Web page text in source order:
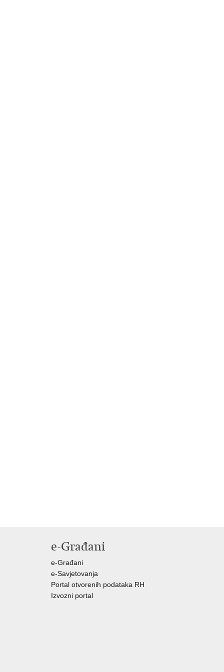
e-Građani
e-Građani
e-Savjetovanja
Portal otvorenih podataka RH
Izvozni portal